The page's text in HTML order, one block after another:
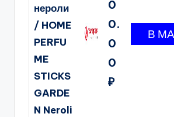
нероли
/ HOME
PERFU
ME
STICKS
GARDE
N Neroli
0
0.
0
0
₽